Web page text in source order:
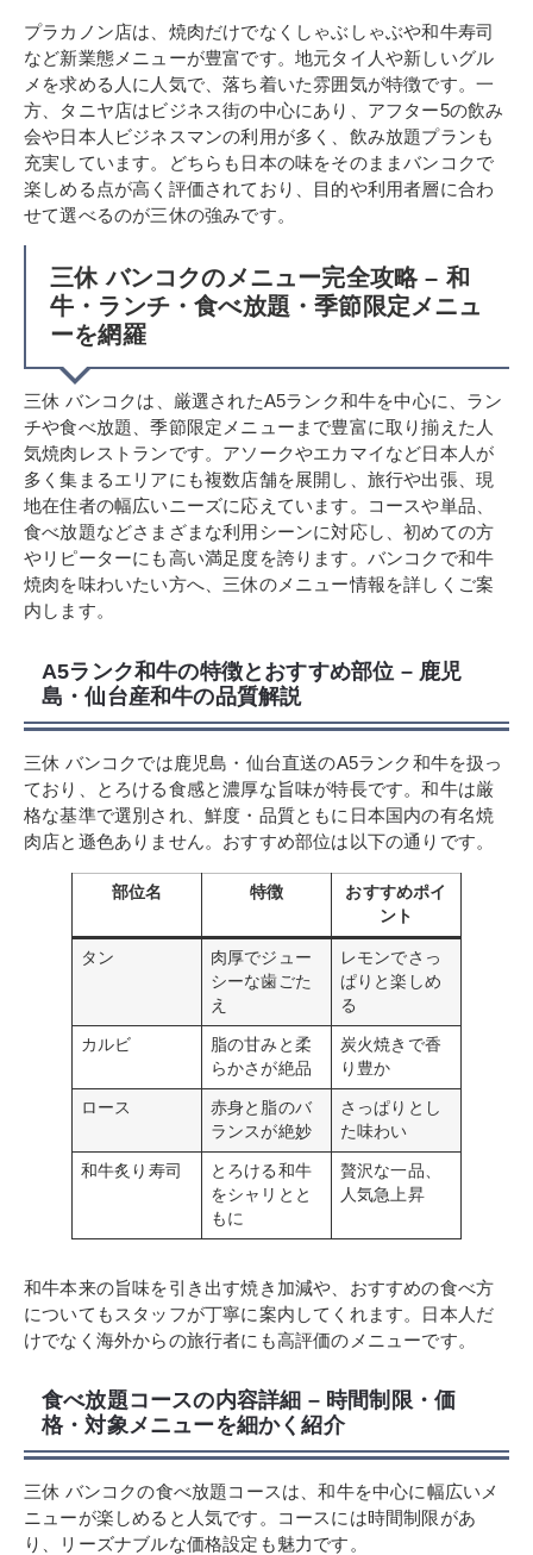
プラカノン店は、焼肉だけでなくしゃぶしゃぶや和牛寿司
など新業態メニューが豊富です。地元タイ人や新しいグル
メを求める人に人気で、落ち着いた雰囲気が特徴です。一
方、タニヤ店はビジネス街の中心にあり、アフター5の飲み
会や日本人ビジネスマンの利用が多く、飲み放題プランも
充実しています。どちらも日本の味をそのままバンコクで
楽しめる点が高く評価されており、目的や利用者層に合わ
せて選べるのが三休の強みです。
三休 バンコクのメニュー完全攻略 – 和
牛・ランチ・食べ放題・季節限定メニュ
ーを網羅
三休 バンコクは、厳選されたA5ランク和牛を中心に、ラン
チや食べ放題、季節限定メニューまで豊富に取り揃えた人
気焼肉レストランです。アソークやエカマイなど日本人が
多く集まるエリアにも複数店舗を展開し、旅行や出張、現
地在住者の幅広いニーズに応えています。コースや単品、
食べ放題などさまざまな利用シーンに対応し、初めての方
やリピーターにも高い満足度を誇ります。バンコクで和牛
焼肉を味わいたい方へ、三休のメニュー情報を詳しくご案
内します。
A5ランク和牛の特徴とおすすめ部位 – 鹿児
島・仙台産和牛の品質解説
三休 バンコクでは鹿児島・仙台直送のA5ランク和牛を扱っ
ており、とろける食感と濃厚な旨味が特長です。和牛は厳
格な基準で選別され、鮮度・品質ともに日本国内の有名焼
肉店と遜色ありません。おすすめ部位は以下の通りです。
部位名 特徴
おすすめポイ
ント
タン
肉厚でジュー
シーな歯ごた
え
レモンでさっ
ぱりと楽しめ
る
カルビ
脂の甘みと柔
らかさが絶品
炭火焼きで香
り豊か
ロース
赤身と脂のバ
ランスが絶妙
さっぱりとし
た味わい
和牛炙り寿司
とろける和牛
をシャリとと
もに
贅沢な一品、
人気急上昇
和牛本来の旨味を引き出す焼き加減や、おすすめの食べ方
についてもスタッフが丁寧に案内してくれます。日本人だ
けでなく海外からの旅行者にも高評価のメニューです。
食べ放題コースの内容詳細 – 時間制限・価
格・対象メニューを細かく紹介
三休 バンコクの食べ放題コースは、和牛を中心に幅広いメ
ニューが楽しめると人気です。コースには時間制限があ
り、リーズナブルな価格設定も魅力です。